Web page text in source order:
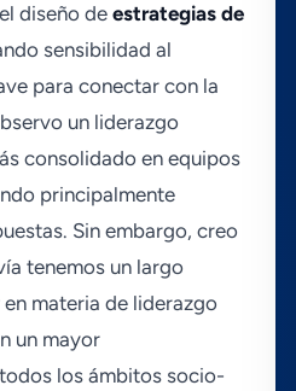
diseño de estrategias de
sensibilidad al
para conectar con la
un liderazgo
consolidado en equipos
principalmente
Sin embargo, creo
tenemos un largo
materia de liderazgo
un mayor
los ámbitos socio-